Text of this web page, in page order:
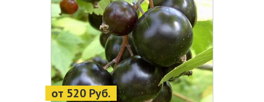
от 520 Руб.